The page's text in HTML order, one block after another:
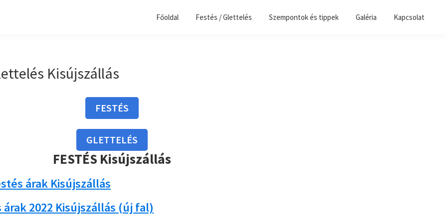
Főoldal Festés / Glettelés Szempontok és tippek Galéria Kapcsolat
Kisújszállás
FESTÉS
GLETTELÉS
FESTÉS Kisújszállás
árak Kisújszállás
2022 Kisújszállás (új fal)